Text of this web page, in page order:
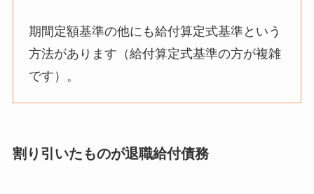
期間定額基準の他にも給付算定式基準という
方法があります（給付算定式基準の方が複雑
です）。
割り引いたものが退職給付債務